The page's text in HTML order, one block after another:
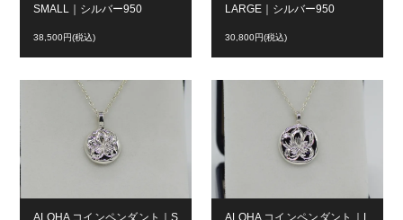
SMALL｜シルバー950
38,500円(税込)
LARGE｜シルバー950
30,800円(税込)
ALOHA コインペンダント｜S ALOHA コインペンダント｜L